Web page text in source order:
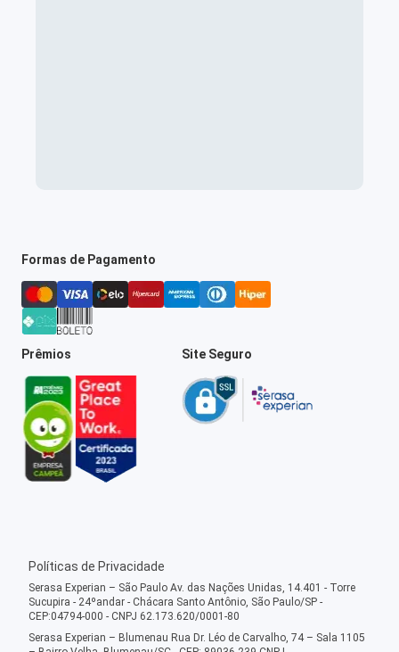
Formas de Pagamento
Prêmios Site Seguro
Políticas de Privacidade
Serasa Experian – São Paulo Av. das Nações Unidas, 14.401 - Torre
Sucupira - 24ºandar - Chácara Santo Antônio, São Paulo/SP -
CEP:04794-000 - CNPJ 62.173.620/0001-80
Serasa Experian – Blumenau Rua Dr. Léo de Carvalho, 74 – Sala 1105